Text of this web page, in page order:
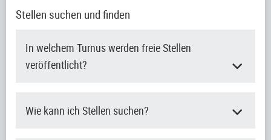
Stellen suchen und finden
In welchem Turnus werden freie Stellen
veröffentlicht?
Wie kann ich Stellen suchen?